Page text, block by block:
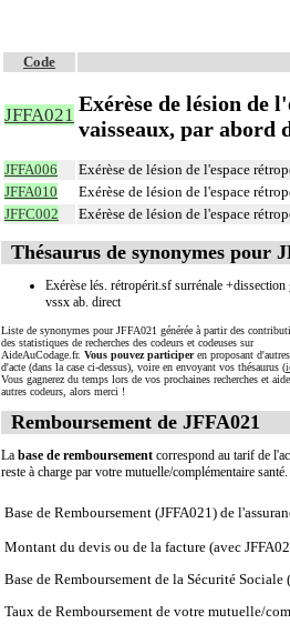
Code
JFFA021 Exérèse de lésion de
vaisseaux, par abord
JFFA006 Exérèse de lésion de l'espace
JFFA010 Exérèse de lésion de l'espace
JFFC002 Exérèse de lésion de l'espace
Thésaurus de synonymes pour
Exérèse lés. rétropérit.sf surrénale +dissection
vssx ab. direct
Liste de synonymes pour JFFA021 générée à partir des
des statistiques de recherches des codeurs et codeuses sur
AideAuCodage.fr. Vous pouvez participeren proposant
d'acte (dans la case ci-dessus), voire en envoyant vos thésaurus (
Vous gagnerez du temps lors de vos prochaines recherches et
autres codeurs, alors merci !
Remboursement de JFFA021
La base de remboursement correspond au tarif de
reste à charge par votre mutuelle/complémentaire santé.
Base de Remboursement (JFFA021) de
Montant du devis ou de la facture (avec
Base de Remboursement de la Sécurité Sociale
Taux de Remboursement de votre mutuelle/